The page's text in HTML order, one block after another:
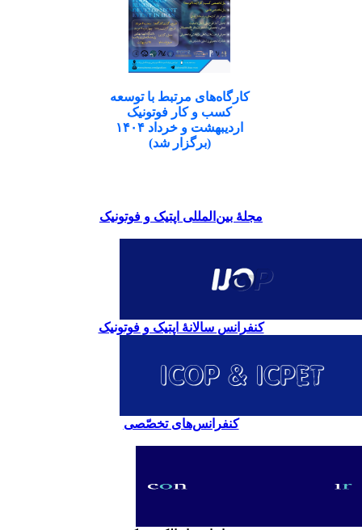
کارگاه‌های مرتبط با توسعه
کسب و کار فوتونیک
اردیبهشت و خرداد ۱۴۰۴
(برگزار شد)
مجلۀ بین‌المللی اپتیک و فوتونیک
کنفرانس سالانۀ اپتیک و فوتونیک
کنفرانس‌های تخصّصی